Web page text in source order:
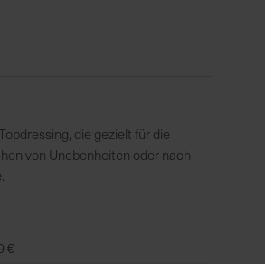
die gezielt für die
von Unebenheiten oder nach
€